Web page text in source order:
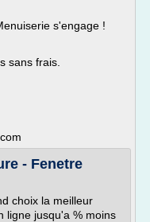
s'engage !
sans frais.
- Fenetre
choix la meilleur
ligne jusqu'a % moins